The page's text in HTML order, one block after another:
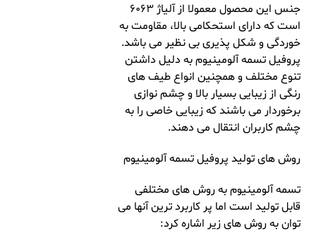
جنس این محصول معمولا از آلیاژ ۶۰۶۳
است که دارای استحکامی بالا، مقاومت به
خوردگی و شکل پذیری بی نظیر می باشد.
پروفیل تسمه آلومینیوم به دلیل داشتن
تنوع مختلف و همچنین انواع طیف های
رنگی از زیبایی بسیار بالا و چشم نوازی
برخوردار می باشند که زیبایی خاصی را به
چشم کاربران انتقال می دهند.
روش های تولید پروفیل تسمه آلومینیوم
تسمه آلومینیوم به روش های مختلفی
قابل تولید است اما پر کاربرد ترین آنها می
توان به روش های زیر اشاره کرد: